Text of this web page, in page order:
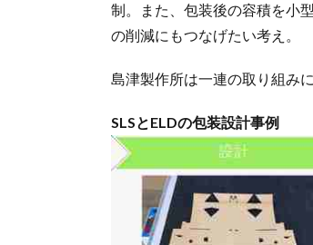
制。また、包装後の容積を小
の削減にもつなげたい考え。
島津製作所は一連の取り組み
SLSとELDの包装設計事例